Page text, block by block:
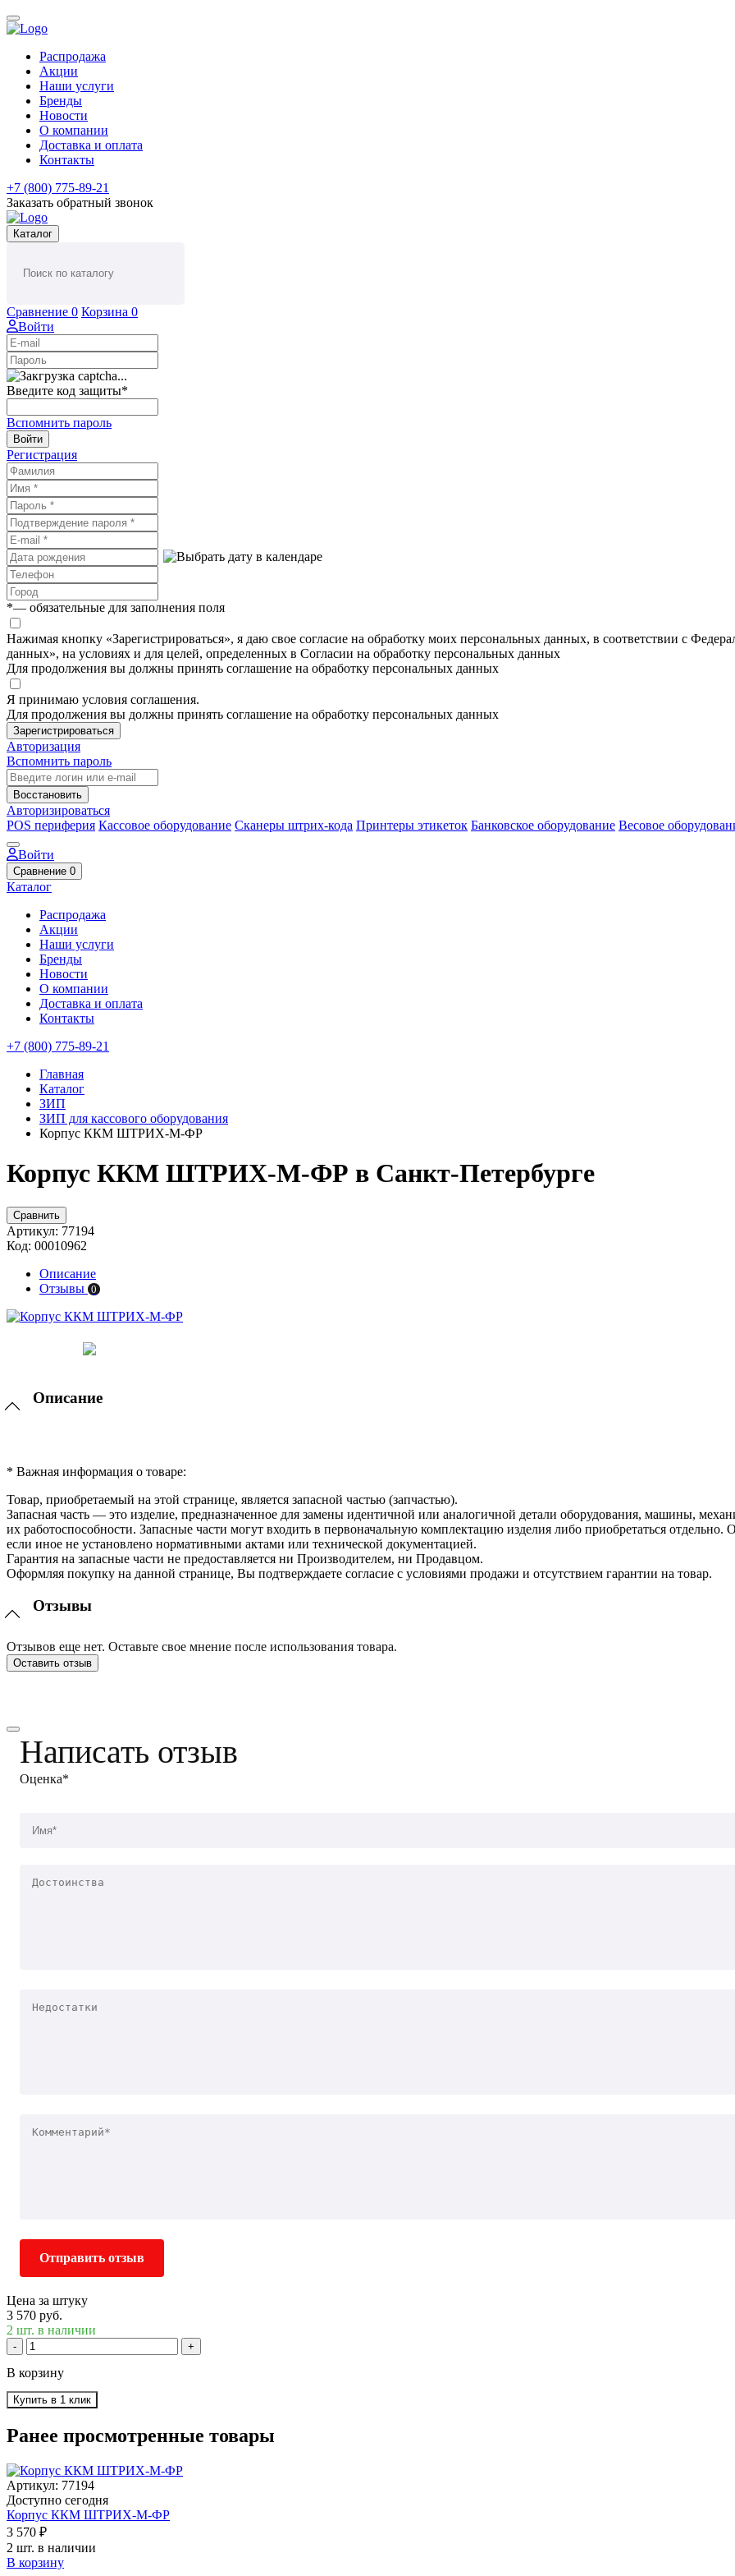
Распродажа
Акции
Наши услуги
Бренды
Новости
О компании
Доставка и оплата
Контакты
+7 (800) 775-89-21
Заказать обратный звонок
Каталог
Сравнение 0 Корзина 0
Войти
Введите код защиты*
Вспомнить пароль
Войти
Регистрация
*— обязательные для заполнения поля
Нажимая кнопку «Зарегистрироваться», я даю свое согласие на обработку моих персональных данных, в соответствии с
данных», на условиях и для целей, определенных в Согласии на обработку персональных данных
Для продолжения вы должны принять соглашение на обработку персональных данных
Я принимаю условия соглашения.
Для продолжения вы должны принять соглашение на обработку персональных данных
Зарегистрироваться
Авторизация
Вспомнить пароль
Восстановить
Авторизироваться
POS периферия Кассовое оборудование Сканеры штрих-кода Принтеры этикеток Банковское оборудование Весовое
Войти
Сравнение 0
Каталог
Распродажа
Акции
Наши услуги
Бренды
Новости
О компании
Доставка и оплата
Контакты
+7 (800) 775-89-21
Главная
Каталог
ЗИП
ЗИП для кассового оборудования
Корпус ККМ ШТРИХ-М-ФР
Корпус ККМ ШТРИХ-М-ФР в Санкт-Петербурге
Сравнить
Артикул: 77194
Код: 00010962
Описание
Отзывы 0
Описание
* Важная информация о товаре:
Товар, приобретаемый на этой странице, является запасной частью (запчастью).
Запасная часть — это изделие, предназначенное для замены идентичной или аналогичной детали оборудования, машины,
их работоспособности. Запасные части могут входить в первоначальную комплектацию изделия либо приобретаться
если иное не установлено нормативными актами или технической документацией.
Гарантия на запасные части не предоставляется ни Производителем, ни Продавцом.
Оформляя покупку на данной странице, Вы подтверждаете согласие с условиями продажи и отсутствием гарантии на товар.
Отзывы
Отзывов еще нет. Оставьте свое мнение после использования товара.
Оставить отзыв
Написать отзыв
Оценка*
Отправить отзыв
Цена за штуку
3 570 руб.
2 шт. в наличии
- +
В корзину
Купить в 1 клик
Ранее просмотренные товары
Артикул: 77194
Доступно сегодня
Корпус ККМ ШТРИХ-М-ФР
3 570 ₽
2 шт. в наличии
В корзину